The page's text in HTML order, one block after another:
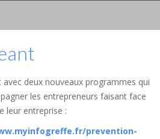
avec deux nouveaux programmes qui
les entrepreneurs faisant face
leur entreprise :
prevention-